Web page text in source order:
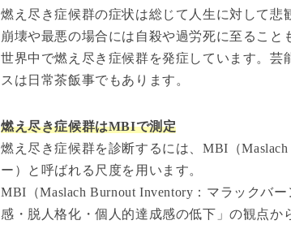
燃え尽き症候群の症状は総じて人生に対して
崩壊や最悪の場合には自殺や過労死に至ること
世界中で燃え尽き症候群を発症しています。
スは日常茶飯事でもあります。
燃え尽き症候群はMBIで測定
燃え尽き症候群を診断するには、MBI（
ー）と呼ばれる尺度を用います。
MBI（Maslach Burnout Inventory：マラックバ
感・脱人格化・個人的達成感の低下」の観点か